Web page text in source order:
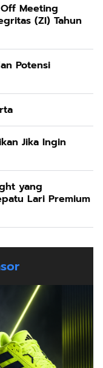
Meeting
(ZI) Tahun
Potensi
Jika Ingin
yang
Lari Premium